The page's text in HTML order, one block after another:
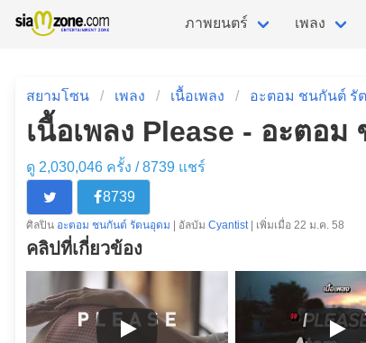
ภาพยนตร์ เพลง
สยามโซน เพลง เนื้อเพลง อะตอม ชนกันต์ รั
เนื้อเพลง Please - อะตอ
ดู 2,030,046 ครั้ง /8739 แชร์
8739
ศิลปิน อะตอม ชนกันต์ รัตนอุดม | อัลบัม Cyantist | เพิ่มเมื่อ 22 ม.ค. 58
คลิปที่เกี่ยวข้อง